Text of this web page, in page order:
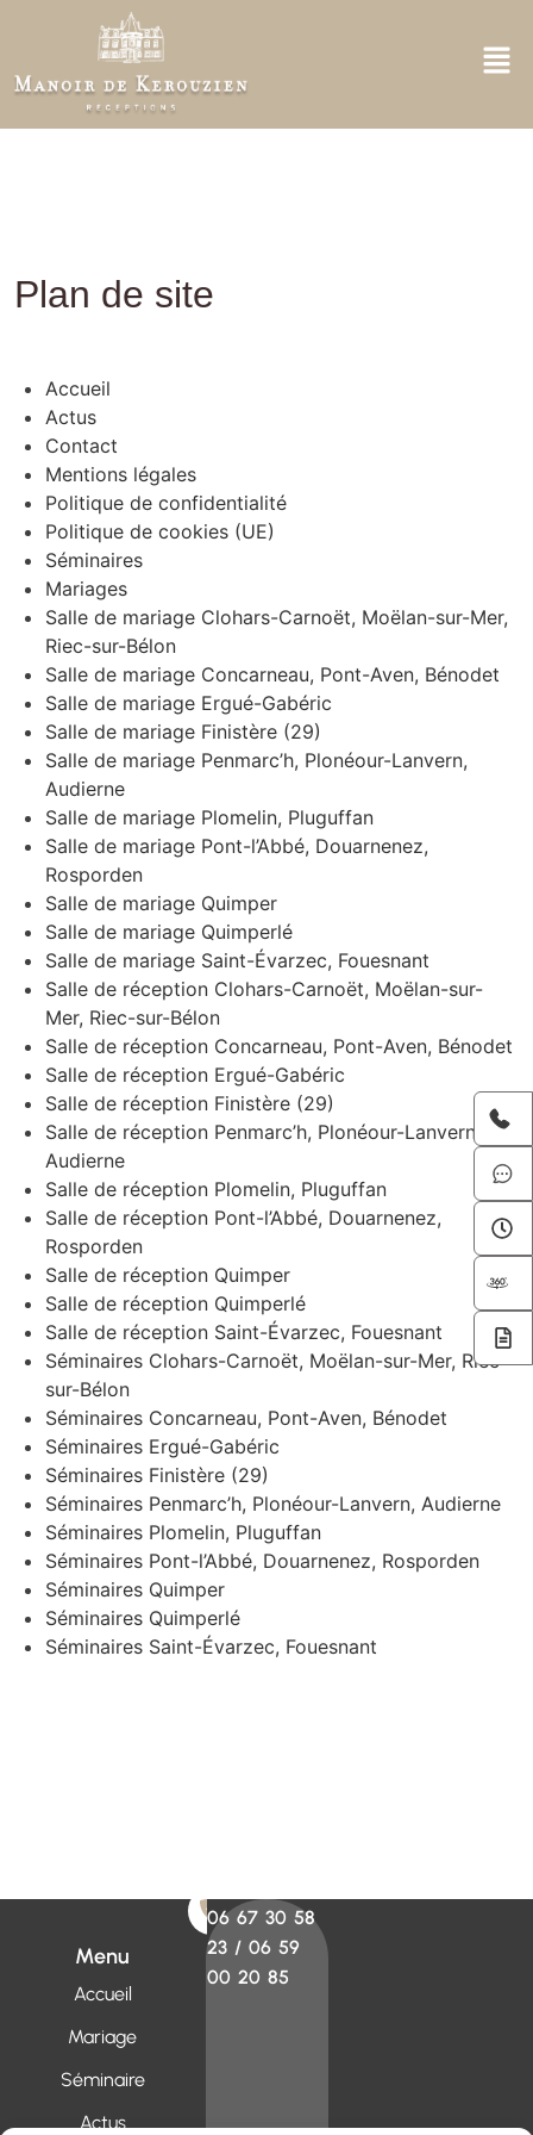
Plan de site
Accueil
Actus
Contact
Mentions légales
Politique de confidentialité
Politique de cookies (UE)
Séminaires
Mariages
Salle de mariage Clohars-Carnoët, Moëlan-sur-Mer,
Riec-sur-Bélon
Salle de mariage Concarneau, Pont-Aven, Bénodet
Salle de mariage Ergué-Gabéric
Salle de mariage Finistère (29)
Salle de mariage Penmarc’h, Plonéour-Lanvern,
Audierne
Salle de mariage Plomelin, Pluguffan
Salle de mariage Pont-l’Abbé, Douarnenez,
Rosporden
Salle de mariage Quimper
Salle de mariage Quimperlé
Salle de mariage Saint-Évarzec, Fouesnant
Salle de réception Clohars-Carnoët, Moëlan-sur-
Mer, Riec-sur-Bélon
Salle de réception Concarneau, Pont-Aven, Bénodet
Salle de réception Ergué-Gabéric
Salle de réception Finistère (29)
Salle de réception Penmarc’h, Plonéour-Lanvern,
Audierne
Salle de réception Plomelin, Pluguffan
Salle de réception Pont-l’Abbé, Douarnenez,
Rosporden
Salle de réception Quimper
Salle de réception Quimperlé
Salle de réception Saint-Évarzec, Fouesnant
Séminaires Clohars-Carnoët, Moëlan-sur-Mer, Riec-
sur-Bélon
Séminaires Concarneau, Pont-Aven, Bénodet
Séminaires Ergué-Gabéric
Séminaires Finistère (29)
Séminaires Penmarc’h, Plonéour-Lanvern, Audierne
Séminaires Plomelin, Pluguffan
Séminaires Pont-l’Abbé, Douarnenez, Rosporden
Séminaires Quimper
Séminaires Quimperlé
Séminaires Saint-Évarzec, Fouesnant
Menu
Accueil
Mariage
Séminaire
Actus
06 67 30 58
23 /06 59
00 20 85